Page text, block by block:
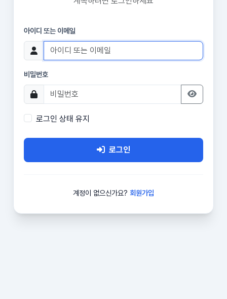
아이디 또는 이메일
비밀번호
로그인 상태 유지
로그인
계정이 없으신가요? 회원가입